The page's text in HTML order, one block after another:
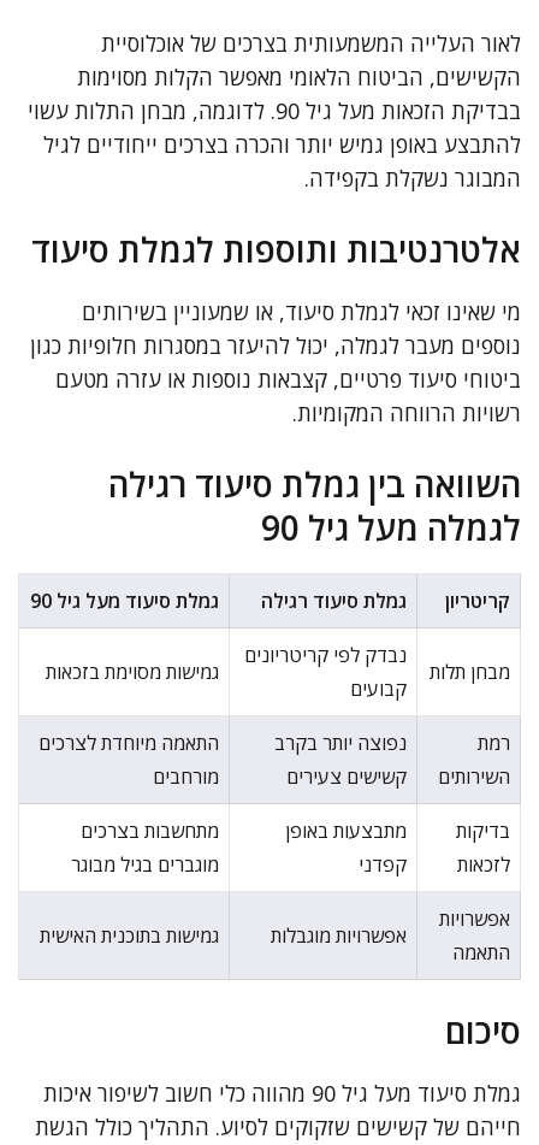
לאור העלייה המשמעותית בצרכים של אוכלוסיית
הקשישים, הביטוח הלאומי מאפשר הקלות מסוימות
בבדיקת הזכאות מעל גיל 90. לדוגמה, מבחן התלות עשוי
להתבצע באופן גמיש יותר והכרה בצרכים ייחודיים לגיל
המבוגר נשקלת בקפידה.
אלטרנטיבות ותוספות לגמלת סיעוד
מי שאינו זכאי לגמלת סיעוד, או שמעוניין בשירותים
נוספים מעבר לגמלה, יכול להיעזר במסגרות חלופיות כגון
ביטוחי סיעוד פרטיים, קצבאות נוספות או עזרה מטעם
רשויות הרווחה המקומיות.
השוואה בין גמלת סיעוד רגילה
לגמלה מעל גיל 90
קריטריון גמלת סיעוד רגילה גמלת סיעוד מעל גיל 90
מבחן תלות
נבדק לפי קריטריונים
קבועים
גמישות מסוימת בזכאות
רמת
השירותים
נפוצה יותר בקרב
קשישים צעירים
התאמה מיוחדת לצרכים
מורחבים
בדיקות
לזכאות
מתבצעות באופן
קפדני
מתחשבות בצרכים
מוגברים בגיל מבוגר
אפשרויות
התאמה
אפשרויות מוגבלות גמישות בתוכנית האישית
סיכום
גמלת סיעוד מעל גיל 90 מהווה כלי חשוב לשיפור איכות
חייהם של קשישים שזקוקים לסיוע. התהליך כולל הגשת